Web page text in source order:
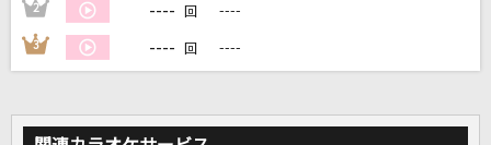
2 ---- 回 ----
3 ---- 回 ----